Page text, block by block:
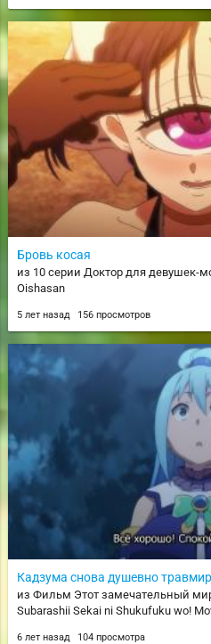
Бровь косая
из 10 серии Доктор для девушек-
Oishasan
5 лет назад 156 просмотров
Кадзума снова душевно
из Фильм Этот замечательный
Subarashii Sekai ni Shukufuku wo!
6 лет назад 104 просмотра